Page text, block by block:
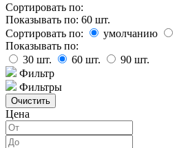
Сортировать по:
Показывать по: 60 шт.
Сортировать по:
умолчанию
Показывать по:
30 шт. 60 шт. 90 шт.
Фильтр
Фильтры
Цена